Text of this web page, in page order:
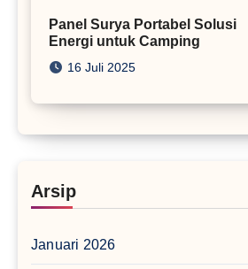
Panel Surya Portabel Solusi
Energi untuk Camping
16 Juli 2025
Arsip
Januari 2026